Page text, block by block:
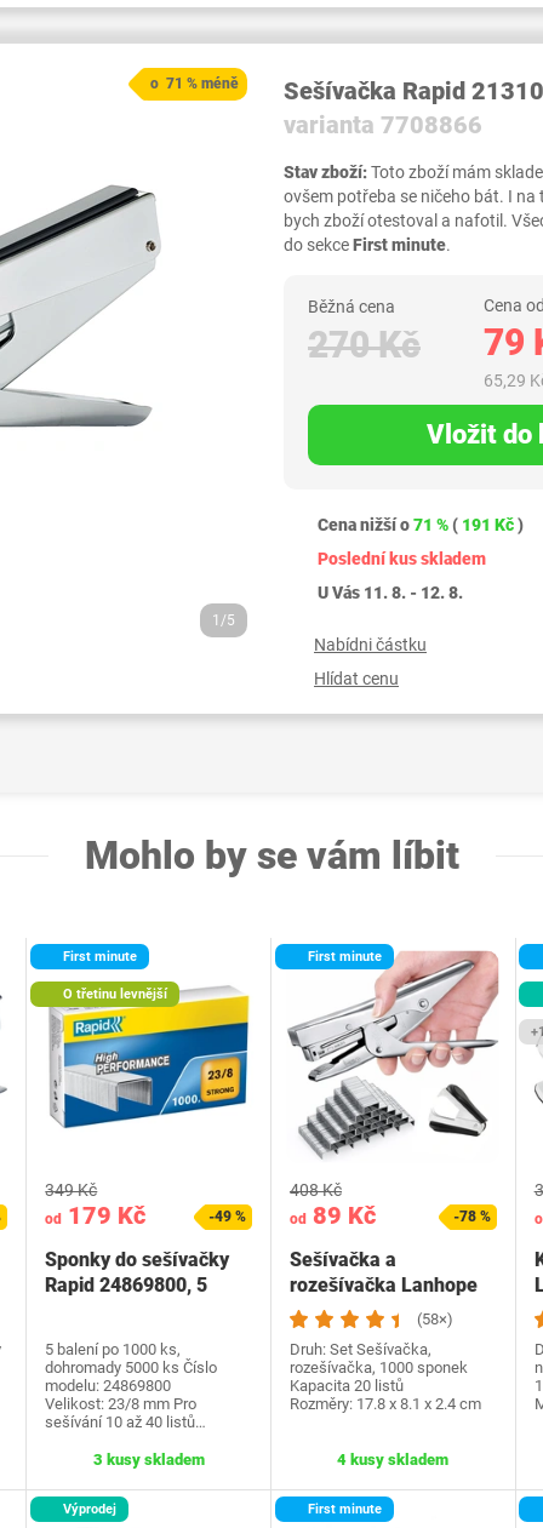
1/5
o 71 % méně
Sešívačka Rapid
varianta 7708866
Stav zboží:Toto zboží mám
ovšem potřeba se ničeho bát. I
bych zboží otestoval a nafotil.
do sekceFirst minute.
Běžná cena
270 Kč
Cena
79
65,29
Vložit do
Cena nižší o71 % ( 191 Kč)
Poslední kus skladem
U Vás 11. 8. - 12. 8.
Nabídni částku
Hlídat cenu
Mohlo by se vám líbit
First minute
O třetinu levnější
od 179 Kč
349 Kč
-49 %
Sponky do sešívačky
Rapid 24869800, 5
5 balení po 1000 ks,
dohromady 5000 ks Číslo
modelu: 24869800
Velikost: 23/8 mm Pro
sešívání 10 až 40 listů…
3 kusy skladem
First minute
od89 Kč
408 Kč
-78 %
Sešívačka a
rozešívačka Lanhope
LH020
(58×)
Druh: Set Sešívačka,
rozešívačka, 1000 sponek
Kapacita 20 listů
Rozměry: 17.8 x 8.1 x 2.4 cm
4 kusy skladem
Výprodej First minute